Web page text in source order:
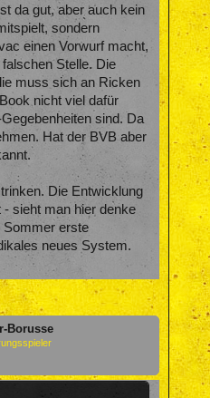
da gut, aber auch kein
sondern
einen Vorwurf macht,
Stelle. Die
muss sich an Ricken
nicht viel dafür
sind. Da
Hat der BVB aber
Die Entwicklung
sieht man hier denke
Sommer erste
neues System.
Borusse